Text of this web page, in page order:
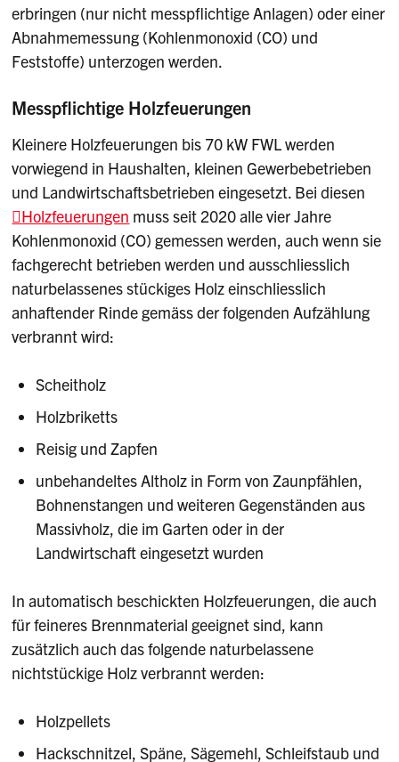
erbringen (nur nicht messpflichtige Anlagen) oder einer
Abnahmemessung (Kohlenmonoxid (CO) und
Feststoffe) unterzogen werden.
Messpflichtige Holzfeuerungen
Kleinere Holzfeuerungen bis 70 kW FWL werden
vorwiegend in Haushalten, kleinen Gewerbebetrieben
und Landwirtschaftsbetrieben eingesetzt. Bei diesen
Holzfeuerungen muss seit 2020 alle vier Jahre
Kohlenmonoxid (CO) gemessen werden, auch wenn sie
fachgerecht betrieben werden und ausschliesslich
naturbelassenes stückiges Holz einschliesslich
anhaftender Rinde gemäss der folgenden Aufzählung
verbrannt wird:
Scheitholz
Holzbriketts
Reisig und Zapfen
unbehandeltes Altholz in Form von Zaunpfählen,
Bohnenstangen und weiteren Gegenständen aus
Massivholz, die im Garten oder in der
Landwirtschaft eingesetzt wurden
In automatisch beschickten Holzfeuerungen, die auch
für feineres Brennmaterial geeignet sind, kann
zusätzlich auch das folgende naturbelassene
nichtstückige Holz verbrannt werden:
Holzpellets
Hackschnitzel, Späne, Sägemehl, Schleifstaub und